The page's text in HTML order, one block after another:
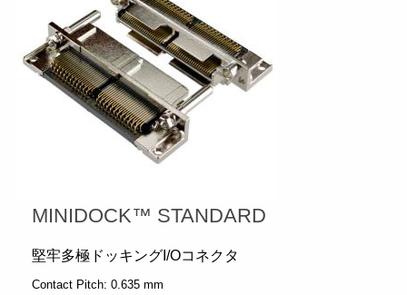
MINIDOCK™ STANDARD
堅牢多極ドッキングI/Oコネクタ
Contact Pitch: 0.635 mm